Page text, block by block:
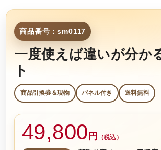
商品番号：sm0117
一度使えば違いが分か
ト
商品引換券＆現物 パネル付き 送料無料
49,800 円 （税込）